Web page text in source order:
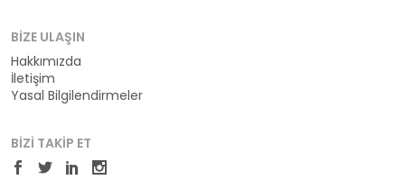
BIZE ULAŞIN
Hakkımızda
İletişim
Yasal Bilgilendirmeler
BIZI TAKIP ET